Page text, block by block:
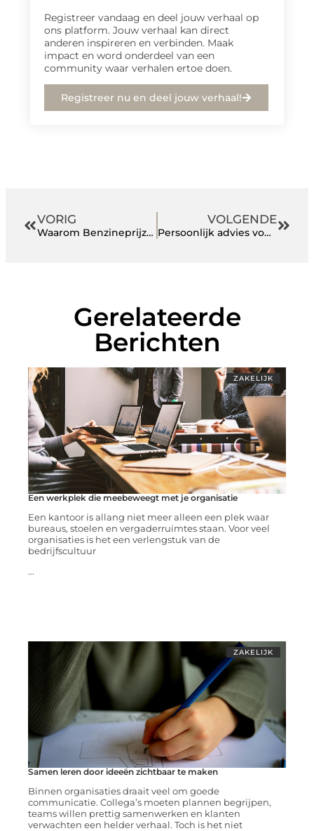
Registreer vandaag en deel jouw verhaal op
ons platform. Jouw verhaal kan direct
anderen inspireren en verbinden. Maak
impact en word onderdeel van een
community waar verhalen ertoe doen.
Registreer nu en deel jouw verhaal!
VORIG
Waarom Benzineprijzen in Terneuzen Belangrijk Zijn voor Ons Allemaal
VOLGENDE
Persoonlijk advies voor voer voor honden
Gerelateerde
Berichten
ZAKELIJK
Een werkplek die meebeweegt met je organisatie
Een kantoor is allang niet meer alleen een plek waar
bureaus, stoelen en vergaderruimtes staan. Voor veel
organisaties is het een verlengstuk van de
bedrijfscultuur
...
ZAKELIJK
Samen leren door ideeën zichtbaar te maken
Binnen organisaties draait veel om goede
communicatie. Collega’s moeten plannen begrijpen,
teams willen prettig samenwerken en klanten
verwachten een helder verhaal. Toch is het niet